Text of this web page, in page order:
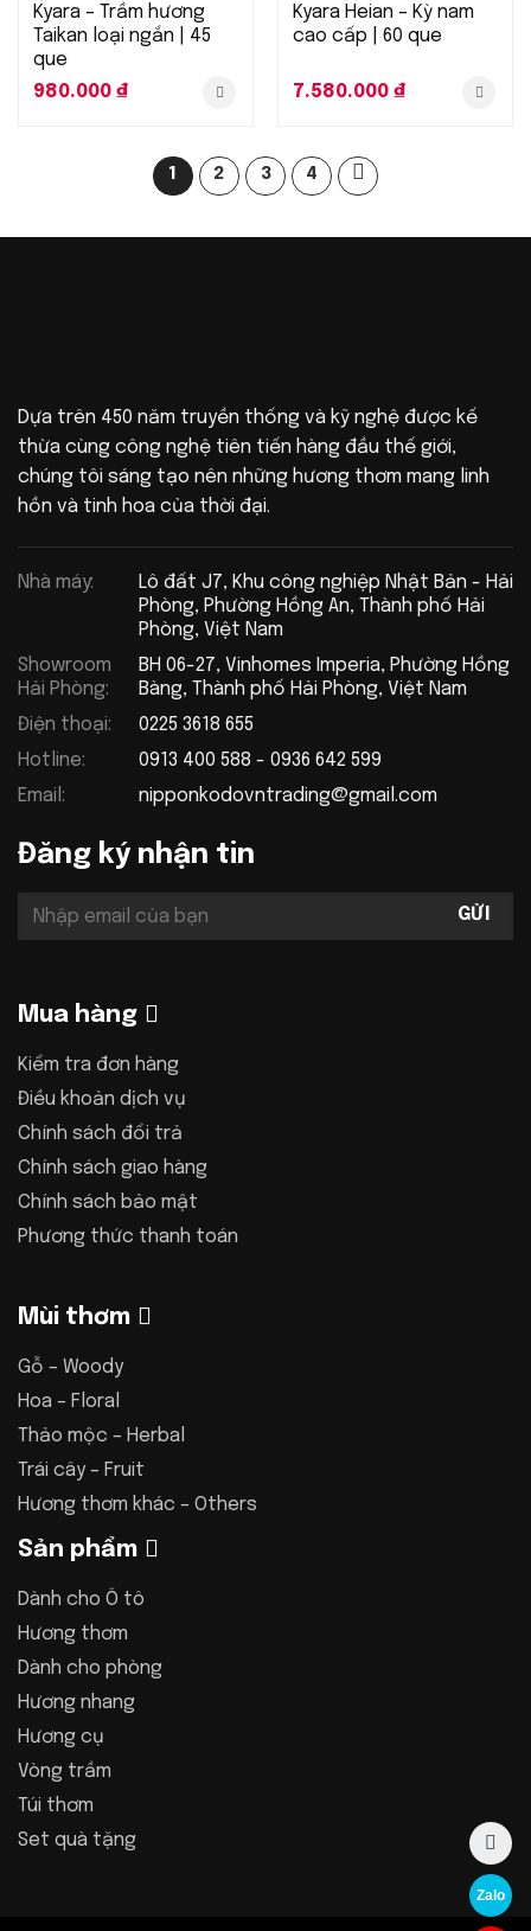
Kyara – Trầm hương
Taikan loại ngắn | 45
que
980.000 ₫
Kyara Heian – Kỳ nam
cao cấp | 60 que
7.580.000 ₫
1 2 3 4
Dựa trên 450 năm truyền thống và kỹ nghệ được kế
thừa cùng công nghệ tiên tiến hàng đầu thế giới,
chúng tôi sáng tạo nên những hương thơm mang linh
hồn và tinh hoa của thời đại.
Nhà máy:
Lô đất J7, Khu công nghiệp Nhật Bản - Hải
Phòng, Phường Hồng An, Thành phố Hải
Phòng, Việt Nam
Showroom
Hải Phòng:
BH 06-27, Vinhomes Imperia, Phường Hồng
Bàng, Thành phố Hải Phòng, Việt Nam
Điện thoại:
0225 3618 655
Hotline:
0913 400 588 - 0936 642 599
Email:
nipponkodovntrading@gmail.com
Đăng ký nhận tin
Mua hàng
Kiểm tra đơn hàng
Điều khoản dịch vụ
Chính sách đổi trả
Chính sách giao hàng
Chính sách bảo mật
Phương thức thanh toán
Mùi thơm
Gỗ – Woody
Hoa – Floral
Thảo mộc – Herbal
Trái cây – Fruit
Hương thơm khác – Others
Sản phẩm
Dành cho Ô tô
Hương thơm
Dành cho phòng
Hương nhang
Hương cụ
Vòng trầm
Túi thơm
Set quà tặng
Zalo